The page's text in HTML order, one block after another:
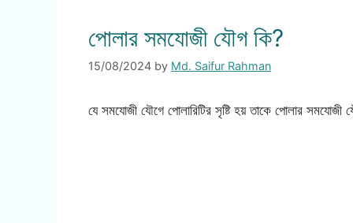
পোলার সমযোজী যৌগ কি?
15/08/2024 by Md. Saifur Rahman
যে সমযোজী যৌগে পোলারিটির সৃষ্টি হয় তাকে পোলার সমযোজী